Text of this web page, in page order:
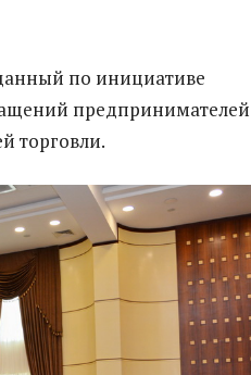
по инициативе
торговли.